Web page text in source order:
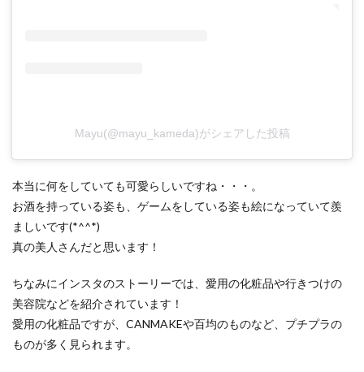
Mayu(@mayu_kameda)がシェアした投稿
本当に何をしていても可愛らしいですね・・・。
お酒を持っている姿も、ゲームをしている姿も絵になっていて羨
ましいです(*^^*)
真の美人さんだと思います！
ちなみにインスタのストーリーでは、愛用の化粧品や行きつけの
美容院などを紹介されています！
愛用の化粧品ですが、CANMAKEや百均のものなど、プチプラの
ものが多く見られます。